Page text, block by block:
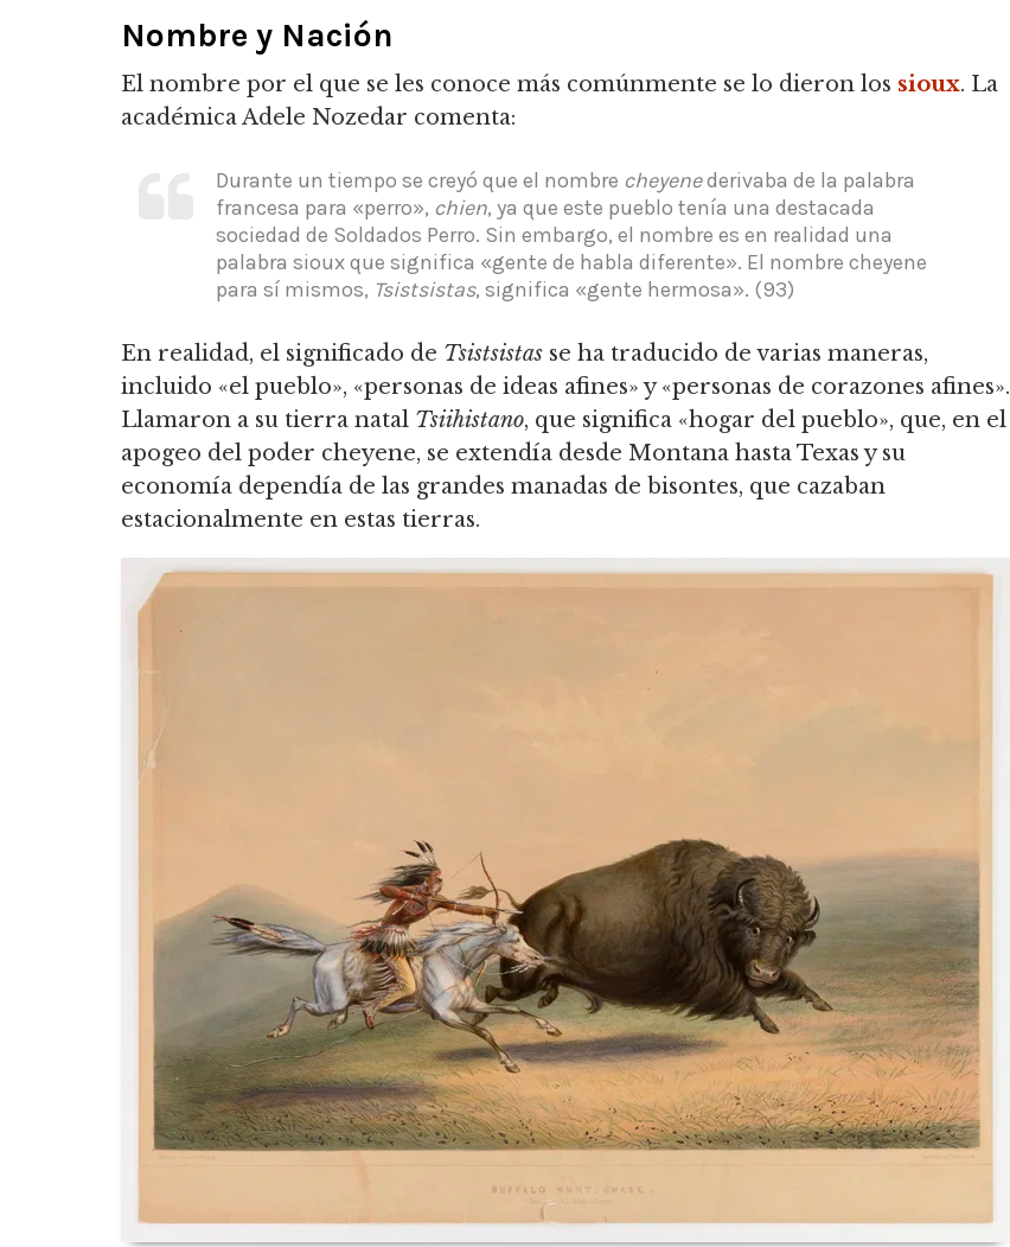
Nombre y Nación
El nombre por el que se les conoce más comúnmente se lo dieron los sioux. La
académica Adele Nozedar comenta:
Durante un tiempo se creyó que el nombre cheyenederivaba de la palabra
francesa para «perro», chien, ya que este pueblo tenía una destacada
sociedad de Soldados Perro. Sin embargo, el nombre es en realidad una
palabra sioux que significa «gente de habla diferente». El nombre cheyene
para sí mismos, Tsistsistas, significa «gente hermosa». (93)
En realidad, el significado de Tsistsistas se ha traducido de varias maneras,
incluido «el pueblo», «personas de ideas afines» y «personas de corazones afines».
Llamaron a su tierra natal Tsiihistano, que significa «hogar del pueblo», que, en el
apogeo del poder cheyene, se extendía desde Montana hasta Texas y su
economía dependía de las grandes manadas de bisontes, que cazaban
estacionalmente en estas tierras.